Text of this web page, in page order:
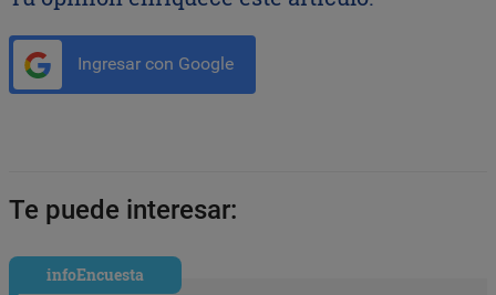
Ingresar con Google
Te puede interesar:
infoEncuesta